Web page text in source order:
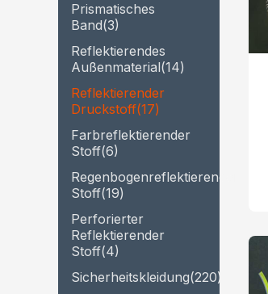
Prismatisches
Band(3)
Reflektierendes
Außenmaterial(14)
Reflektierender
Druckstoff(17)
Farbreflektierender
Stoff(6)
Regenbogenreflektierender
Stoff(19)
Perforierter
Reflektierender
Stoff(4)
Sicherheitskleidung(220)